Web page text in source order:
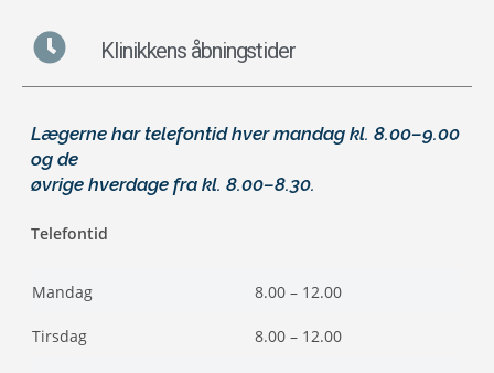
Klinikkens åbningstider
Lægerne har telefontid hver mandag kl. 8.00–9.00
og de
øvrige hverdage fra kl. 8.00–8.30.
Telefontid
Mandag 8.00 – 12.00
Tirsdag 8.00 – 12.00